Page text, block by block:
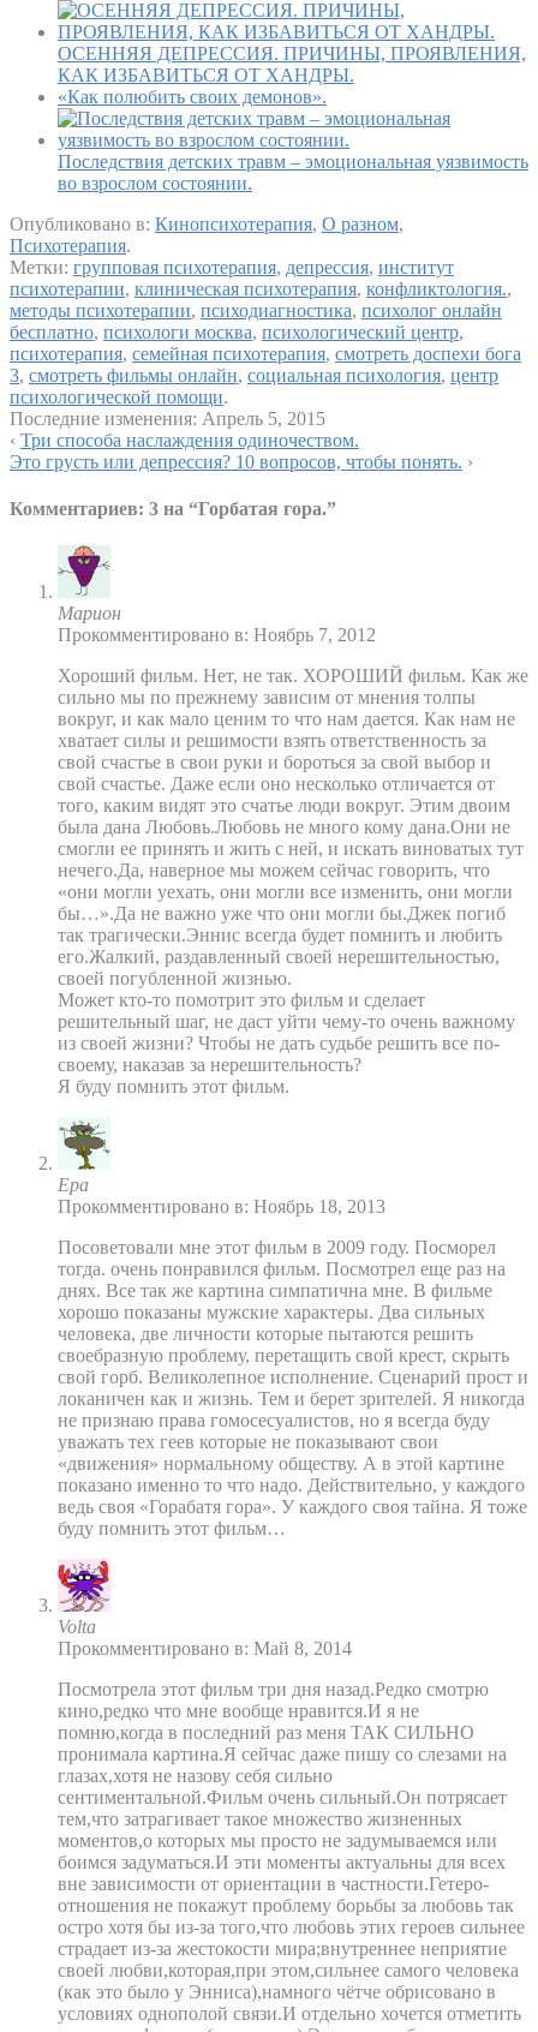
ОСЕННЯЯ ДЕПРЕССИЯ. ПРИЧИНЫ, ПРОЯВЛЕНИЯ,
КАК ИЗБАВИТЬСЯ ОТ ХАНДРЫ.
«Как полюбить своих демонов».
Последствия детских травм – эмоциональная уязвимость
во взрослом состоянии.
Опубликовано в: Кинопсихотерапия, О разном,
Психотерапия.
Метки: групповая психотерапия, депрессия, институт
психотерапии, клиническая психотерапия, конфликтология.,
методы психотерапии, психодиагностика, психолог онлайн
бесплатно, психологи москва, психологический центр,
психотерапия, семейная психотерапия, смотреть доспехи бога
3, смотреть фильмы онлайн, социальная психология, центр
психологической помощи.
Последние изменения: Апрель 5, 2015
‹ Три способа наслаждения одиночеством.
Это грусть или депрессия? 10 вопросов, чтобы понять. ›
Комментариев: 3 на “Горбатая гора.”
Марион
Прокомментировано в: Ноябрь 7, 2012
Хороший фильм. Нет, не так. ХОРОШИЙ фильм. Как же
сильно мы по прежнему зависим от мнения толпы
вокруг, и как мало ценим то что нам дается. Как нам не
хватает силы и решимости взять ответственность за
свой счастье в свои руки и бороться за свой выбор и
свой счастье. Даже если оно несколько отличается от
того, каким видят это счатье люди вокруг. Этим двоим
была дана Любовь.Любовь не много кому дана.Они не
смогли ее принять и жить с ней, и искать виноватых тут
нечего.Да, наверное мы можем сейчас говорить, что
«они могли уехать, они могли все изменить, они могли
бы…».Да не важно уже что они могли бы.Джек погиб
так трагически.Эннис всегда будет помнить и любить
его.Жалкий, раздавленный своей нерешительностью,
своей погубленной жизнью.
Может кто-то помотрит это фильм и сделает
решительный шаг, не даст уйти чему-то очень важному
из своей жизни? Чтобы не дать судьбе решить все по-
своему, наказав за нерешительность?
Я буду помнить этот фильм.
Ера
Прокомментировано в: Ноябрь 18, 2013
Посоветовали мне этот фильм в 2009 году. Посморел
тогда. очень понравился фильм. Посмотрел еще раз на
днях. Все так же картина симпатична мне. В фильме
хорошо показаны мужские характеры. Два сильных
человека, две личности которые пытаются решить
своебразную проблему, перетащить свой крест, скрыть
свой горб. Великолепное исполнение. Сценарий прост и
локаничен как и жизнь. Тем и берет зрителей. Я никогда
не признаю права гомосесуалистов, но я всегда буду
уважать тех геев которые не показывают свои
«движения» нормальному обществу. А в этой картине
показано именно то что надо. Действительно, у каждого
ведь своя «Горабатя гора». У каждого своя тайна. Я тоже
буду помнить этот фильм…
Volta
Прокомментировано в: Май 8, 2014
Посмотрела этот фильм три дня назад.Редко смотрю
кино,редко что мне вообще нравится.И я не
помню,когда в последний раз меня ТАК СИЛЬНО
пронимала картина.Я сейчас даже пишу со слезами на
глазах,хотя не назову себя сильно
сентиментальной.Фильм очень сильный.Он потрясает
тем,что затрагивает такое множество жизненных
моментов,о которых мы просто не задумываемся или
боимся задуматься.И эти моменты актуальны для всех
вне зависимости от ориентации в частности.Гетеро-
отношения не покажут проблему борьбы за любовь так
остро хотя бы из-за того,что любовь этих героев сильнее
страдает из-за жестокости мира;внутреннее неприятие
своей любви,которая,при этом,сильнее самого человека
(как это было у Энниса),намного чётче обрисовано в
условиях однополой связи.И отдельно хочется отметить